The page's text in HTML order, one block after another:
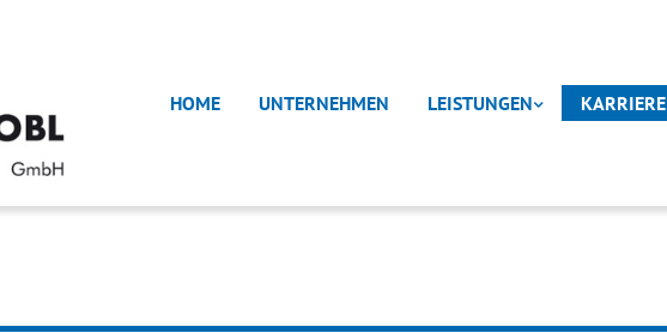
HOME UNTERNEHMEN LEISTUNGEN KARRIERE